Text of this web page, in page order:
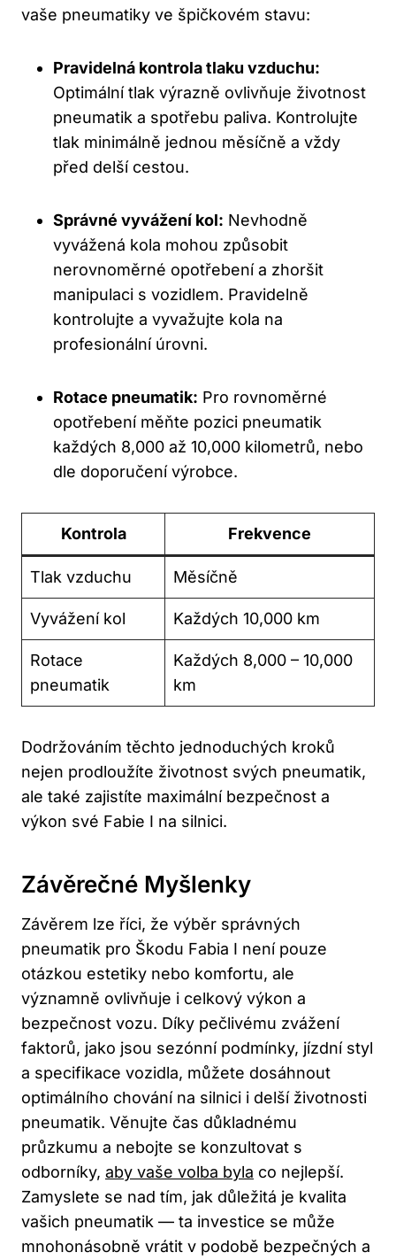
vaše pneumatiky ve špičkovém stavu:
Pravidelná kontrola tlaku vzduchu:
Optimální tlak výrazně ovlivňuje životnost
pneumatik a spotřebu paliva. Kontrolujte
tlak minimálně jednou měsíčně a vždy
před delší cestou.
Správné vyvážení kol: Nevhodně
vyvážená kola mohou způsobit
nerovnoměrné opotřebení a zhoršit
manipulaci s vozidlem. Pravidelně
kontrolujte a vyvažujte kola na
profesionální úrovni.
Rotace pneumatik: Pro rovnoměrné
opotřebení měňte pozici pneumatik
každých 8,000 až 10,000 kilometrů, nebo
dle doporučení výrobce.
Kontrola Frekvence
Tlak vzduchu Měsíčně
Vyvážení kol Každých 10,000 km
Rotace
pneumatik
Každých 8,000 – 10,000
km
Dodržováním těchto jednoduchých kroků
nejen prodloužíte životnost svých pneumatik,
ale také zajistíte maximální bezpečnost a
výkon své Fabie I na silnici.
Závěrečné Myšlenky
Závěrem lze říci, že výběr správných
pneumatik pro Škodu Fabia I není pouze
otázkou estetiky nebo komfortu, ale
významně ovlivňuje i celkový výkon a
bezpečnost vozu. Díky pečlivému zvážení
faktorů, jako jsou sezónní podmínky, jízdní styl
a specifikace vozidla, můžete dosáhnout
optimálního chování na silnici i delší životnosti
pneumatik. Věnujte čas důkladnému
průzkumu a nebojte se konzultovat s
odborníky, aby vaše volba byla co nejlepší.
Zamyslete se nad tím, jak důležitá je kvalita
vašich pneumatik — ta investice se může
mnohonásobně vrátit v podobě bezpečných a